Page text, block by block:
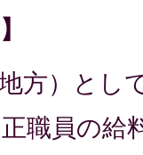
方）とし
職員の給